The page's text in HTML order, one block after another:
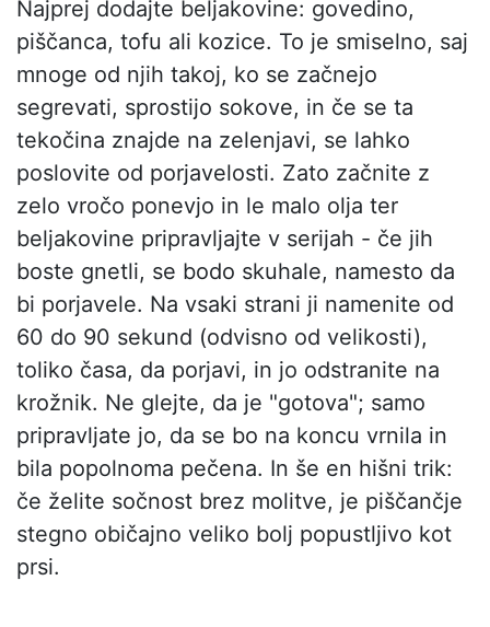
Najprej dodajte beljakovine: govedino,
piščanca, tofu ali kozice. To je smiselno, saj
mnoge od njih takoj, ko se začnejo
segrevati, sprostijo sokove, in če se ta
tekočina znajde na zelenjavi, se lahko
poslovite od porjavelosti. Zato začnite z
zelo vročo ponevjo in le malo olja ter
beljakovine pripravljajte v serijah - če jih
boste gnetli, se bodo skuhale, namesto da
bi porjavele. Na vsaki strani ji namenite od
60 do 90 sekund (odvisno od velikosti),
toliko časa, da porjavi, in jo odstranite na
krožnik. Ne glejte, da je "gotova"; samo
pripravljate jo, da se bo na koncu vrnila in
bila popolnoma pečena. In še en hišni trik:
če želite sočnost brez molitve, je piščančje
stegno običajno veliko bolj popustljivo kot
prsi.